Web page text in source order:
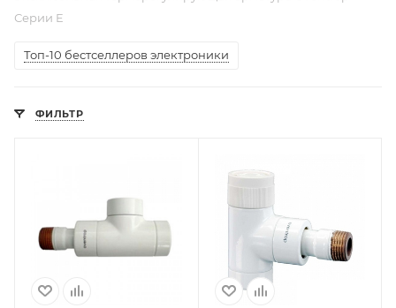
Серии E
Топ-10 бестселлеров электроники
ФИЛЬТР